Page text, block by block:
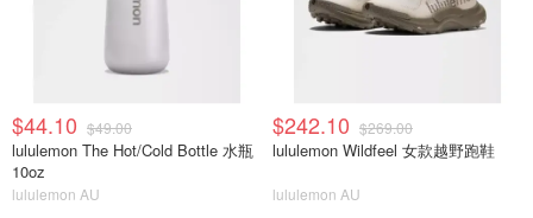
$44.10 $49.00
lululemon The Hot/Cold Bottle 水瓶
10oz
lululemon AU
$242.10 $269.00
lululemon Wildfeel 女款越野跑鞋
lululemon AU